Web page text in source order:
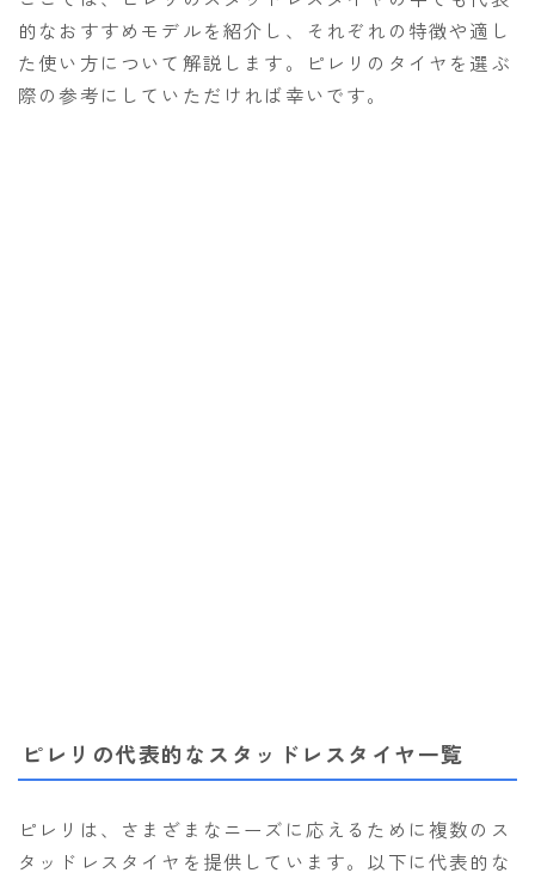
的なおすすめモデルを紹介し、それぞれの特徴や適し
た使い方について解説します。ピレリのタイヤを選ぶ
際の参考にしていただければ幸いです。
ピレリの代表的なスタッドレスタイヤ一覧
ピレリは、さまざまなニーズに応えるために複数のス
タッドレスタイヤを提供しています。以下に代表的な